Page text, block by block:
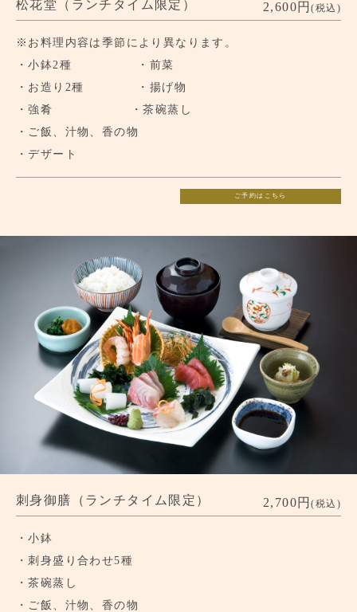
松花堂（ランチタイム限定） 2,600円(税込)
※お料理内容は季節により異なります。
・小鉢2種 ・前菜
・お造り2種 ・揚げ物
・強肴 ・茶碗蒸し
・ご飯、汁物、香の物
・デザート
ご予約はこちら
刺身御膳（ランチタイム限定） 2,700円(税込)
・小鉢
・刺身盛り合わせ5種
・茶碗蒸し
・ご飯、汁物、香の物